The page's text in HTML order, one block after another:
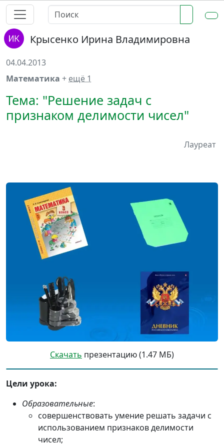
Крысенко Ирина Владимировна
04.04.2013
Математика + ещё 1
Тема: "Решение задач с
признаком делимости чисел"
Лауреат
Скачать презентацию (1.47 МБ)
Цели урока:
Образовательные:
совершенствовать умение решать задачи с
использованием признаков делимости
чисел;